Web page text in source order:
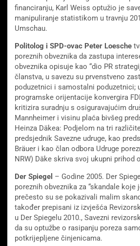
financiranju, Karl Weiss optužio je
manipuliranje statistikom u travnju
Umschau.
Politolog i SPD-ovac Peter Loesche
poreznih obveznika da zastupa
obveznika opisuje kao “dio PR
članstva, u savezu su prvenstveno
poduzetnici i samostalni poduzetnici;
programske orijentacije konvergira
kritizira suradnju s osiguravajućim
Mannheimer i visinu plaća bivšeg
Heinza Däkea: Podjelom na tri
predsjednik Savezne udruge, kao
Bräuer i kao član odbora Udruge
NRW) Däke skriva svoj ukupni prihod
Der Spiegel – Godine 2005. Der
poreznih obveznika za “skandale koje
prečesto su se pokazivali malim
također prepisani iz izvješća
u Der Spiegelu 2010., Savezni
da su optužbe o rasipanju poreza
potkrijepljene činjenicama.